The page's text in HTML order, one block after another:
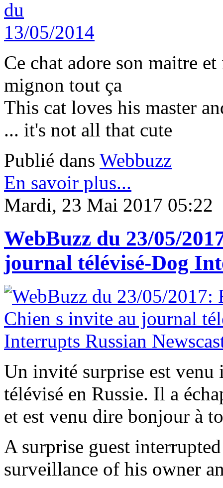
Ce chat adore son maitre
mignon tout ça
This cat loves his master
... it's not all that cute
Publié dans Webbuzz
En savoir plus...
Mardi, 23 Mai 2017 05:22
WebBuzz du 23/05/
journal télévisé-Dog
Un invité surprise est venu
télévisé en Russie. Il a
et est venu dire bonjour à
A surprise guest
surveillance of his owner